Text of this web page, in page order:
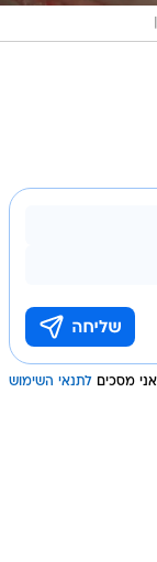
מסכים לתנאי השימוש